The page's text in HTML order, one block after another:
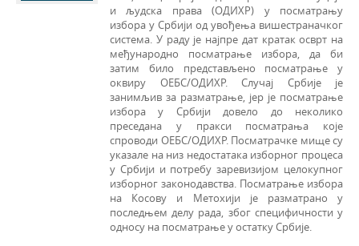
и људска права (ОДИХР) у посматрању
избора у Србији од увођења вишестраначког
система. У раду је најпре дат кратак осврт на
међународно посматрање избора, да би
затим било представљено посматрање у
оквиру ОЕБС/ОДИХР. Случај Србије је
занимљив за разматрање, јер је посматрање
избора у Србији довело до неколико
преседана у пракси посматрања које
спроводи ОЕБС/ОДИХР. Посматрачке мище су
указале на низ недостатака изборног процеса
у Србији и потребу заревизијом целокупног
изборног законодавства. Посматрање избора
на Косову и Метохији је разматрано у
последњем делу рада, због специ­фичности у
односу на посматрање у остатку Србије.